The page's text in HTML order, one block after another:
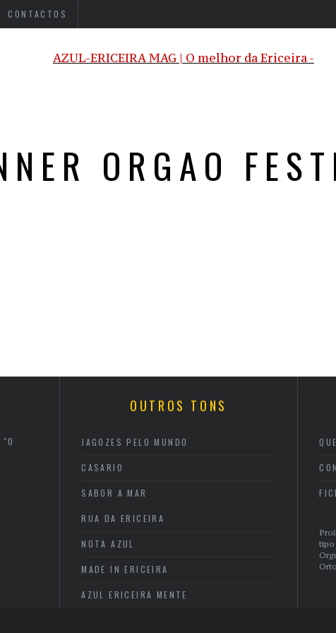
CONTACTOS
ORGAO
"O
OUTROS TONS
JAGOZES PELO MUNDO
CASARIO
SABOR A MAR
RUA DA ERICEIRA
NOTA AZUL
MADE IN ERICEIRA
AZUL ERICEIRA MENTE
tipo